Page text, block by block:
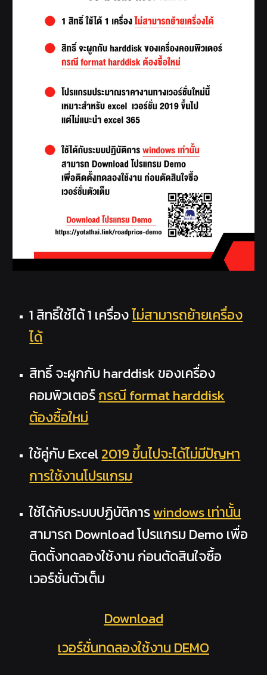
1 สิทธิ์ใช้ได้ 1 เครื่องไม่สามารถย้ายเครื่อง
ได้
สิทธิ์ จะผูกกับ harddisk ของเครื่อง
คอมพิวเตอร์กรณี format harddisk
ต้องซื้อใหม่
ใช้คู่กับ Excel2019 ขึ้นไปจะได้ไม่มีปัญหา
การใช้งานโปรแกรม
ใช้ได้กับระบบปฏิบัติการwindows เท่านั้น
สามารถ Download โปรแกรม Demo เพื่อ
ติดตั้งทดลองใช้งาน ก่อนตัดสินใจซื้อ
เวอร์ชั่นตัวเต็ม
Download
เวอร์ชั่นทดลองใช้งาน DEMO